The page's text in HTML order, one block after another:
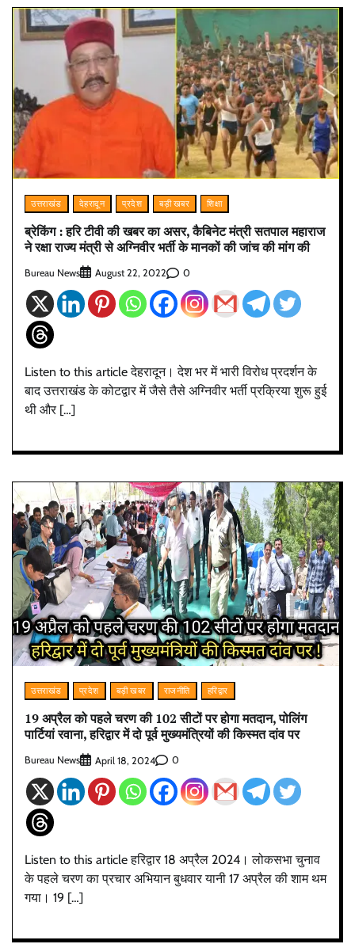
उत्तराखंड देहरादून प्रदेश बड़ी खबर शिक्षा
ब्रेकिंग : हरि टीवी की खबर का असर, कैबिनेट मंत्री सतपाल महाराज
ने रक्षा राज्य मंत्री से अग्निवीर भर्ती के मानकों की जांच की मांग की
Bureau News August 22, 2022 0
Listen to this article देहरादून। देश भर में भारी विरोध प्रदर्शन के
बाद उत्तराखंड के कोटद्वार में जैसे तैसे अग्निवीर भर्ती प्रक्रिया शुरू हुई
थी और […]
उत्तराखंड प्रदेश बड़ी खबर राजनीति हरिद्वार
19 अप्रैल को पहले चरण की 102 सीटों पर होगा मतदान, पोलिंग
पार्टियां रवाना, हरिद्वार में दो पूर्व मुख्यमंत्रियों की किस्मत दांव पर
Bureau News April 18, 2024 0
Listen to this article हरिद्वार 18 अप्रैल 2024। लोकसभा चुनाव
के पहले चरण का प्रचार अभियान बुधवार यानी 17 अप्रैल की शाम थम
गया। 19 […]